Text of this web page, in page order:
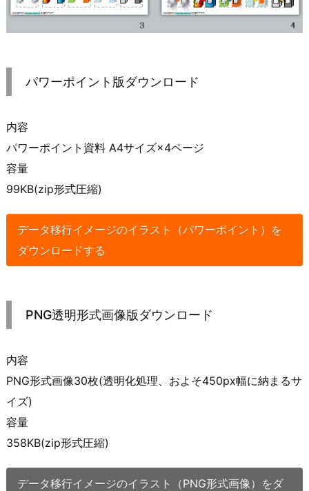
パワーポイント版ダウンロード
内容
パワーポイント資料 A4サイズ×4ページ
容量
99KB(zip形式圧縮)
データ移行イメージのイラスト（パワーポイント）を
ダウンロードする
PNG透明形式画像版ダウンロード
内容
PNG形式画像30枚(透明化処理、およそ450px幅に納まるサ
イズ)
容量
358KB(zip形式圧縮)
データ移行イメージのイラスト（PNG形式画像）をダ